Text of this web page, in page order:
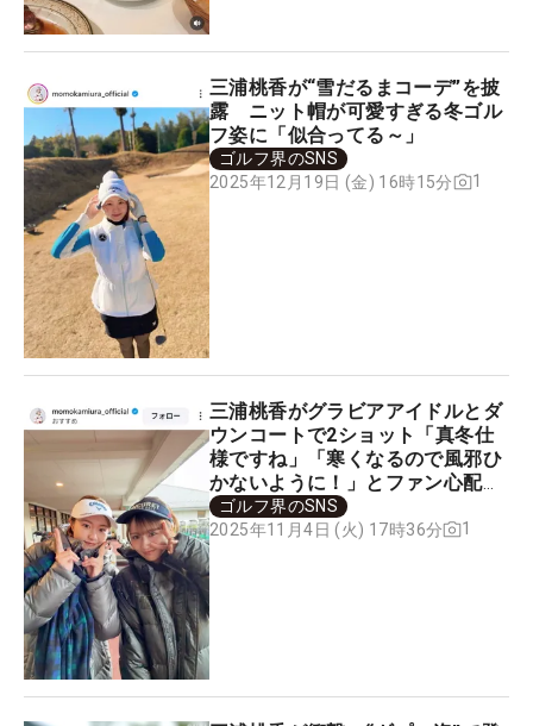
三浦桃香が“雪だるまコーデ”を披
露 ニット帽が可愛すぎる冬ゴル
フ姿に「似合ってる～」
ゴルフ界のSNS
2025年12月19日 (金) 16時15分
1
三浦桃香がグラビアアイドルとダ
ウンコートで2ショット「真冬仕
様ですね」「寒くなるので風邪ひ
かないように！」とファン心配の
声ゴルフ界のSNS
2025年11月4日 (火) 17時36分
1